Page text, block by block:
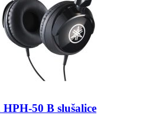
HPH-50 B slušalice